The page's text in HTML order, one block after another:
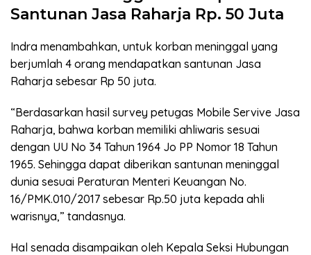
Santunan Jasa Raharja Rp. 50 Juta
Indra menambahkan, untuk korban meninggal yang
berjumlah 4 orang mendapatkan santunan Jasa
Raharja sebesar Rp 50 juta.
“Berdasarkan hasil survey petugas Mobile Servive Jasa
Raharja, bahwa korban memiliki ahliwaris sesuai
dengan UU No 34 Tahun 1964 Jo PP Nomor 18 Tahun
1965. Sehingga dapat diberikan santunan meninggal
dunia sesuai Peraturan Menteri Keuangan No.
16/PMK.010/2017 sebesar Rp.50 juta kepada ahli
warisnya,” tandasnya.
Hal senada disampaikan oleh Kepala Seksi Hubungan